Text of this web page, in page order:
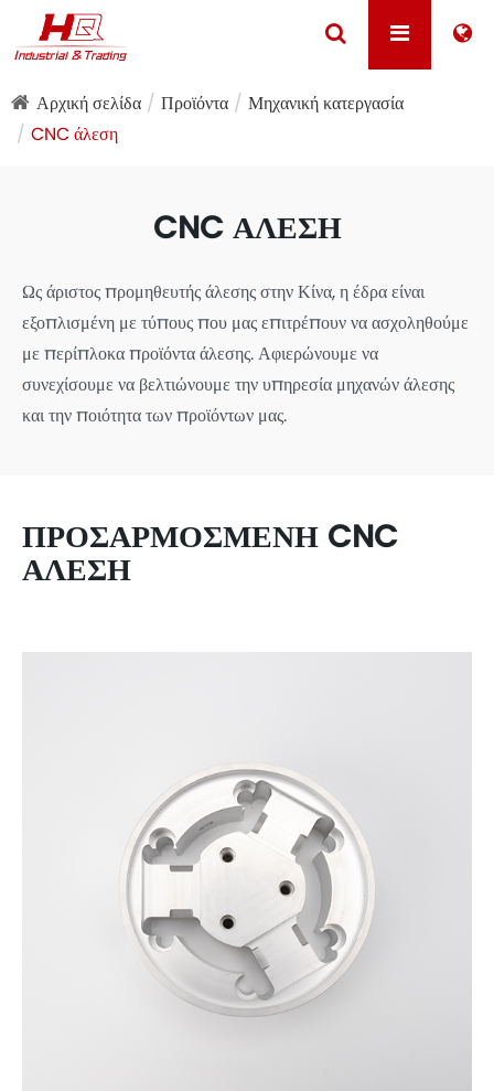
Αρχική σελίδα Προϊόντα
Μηχανική κατεργασία
CNC άλεση
CNC ΆΛΕΣΗ
Ως άριστος προμηθευτής άλεσης στην Κίνα, η έδρα είναι
εξοπλισμένη με τύπους που μας επιτρέπουν να ασχοληθούμε
με περίπλοκα προϊόντα άλεσης. Αφιερώνουμε να
συνεχίσουμε να βελτιώνουμε την υπηρεσία μηχανών άλεσης
και την ποιότητα των προϊόντων μας.
ΠΡΟΣΑΡΜΟΣΜΈΝΗ CNC
ΆΛΕΣΗ